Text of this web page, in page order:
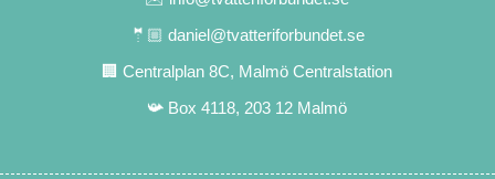
🤵🏼 daniel@tvatteriforbundet.se
🏢 Centralplan 8C, Malmö Centralstation
📯 Box 4118, 203 12 Malmö